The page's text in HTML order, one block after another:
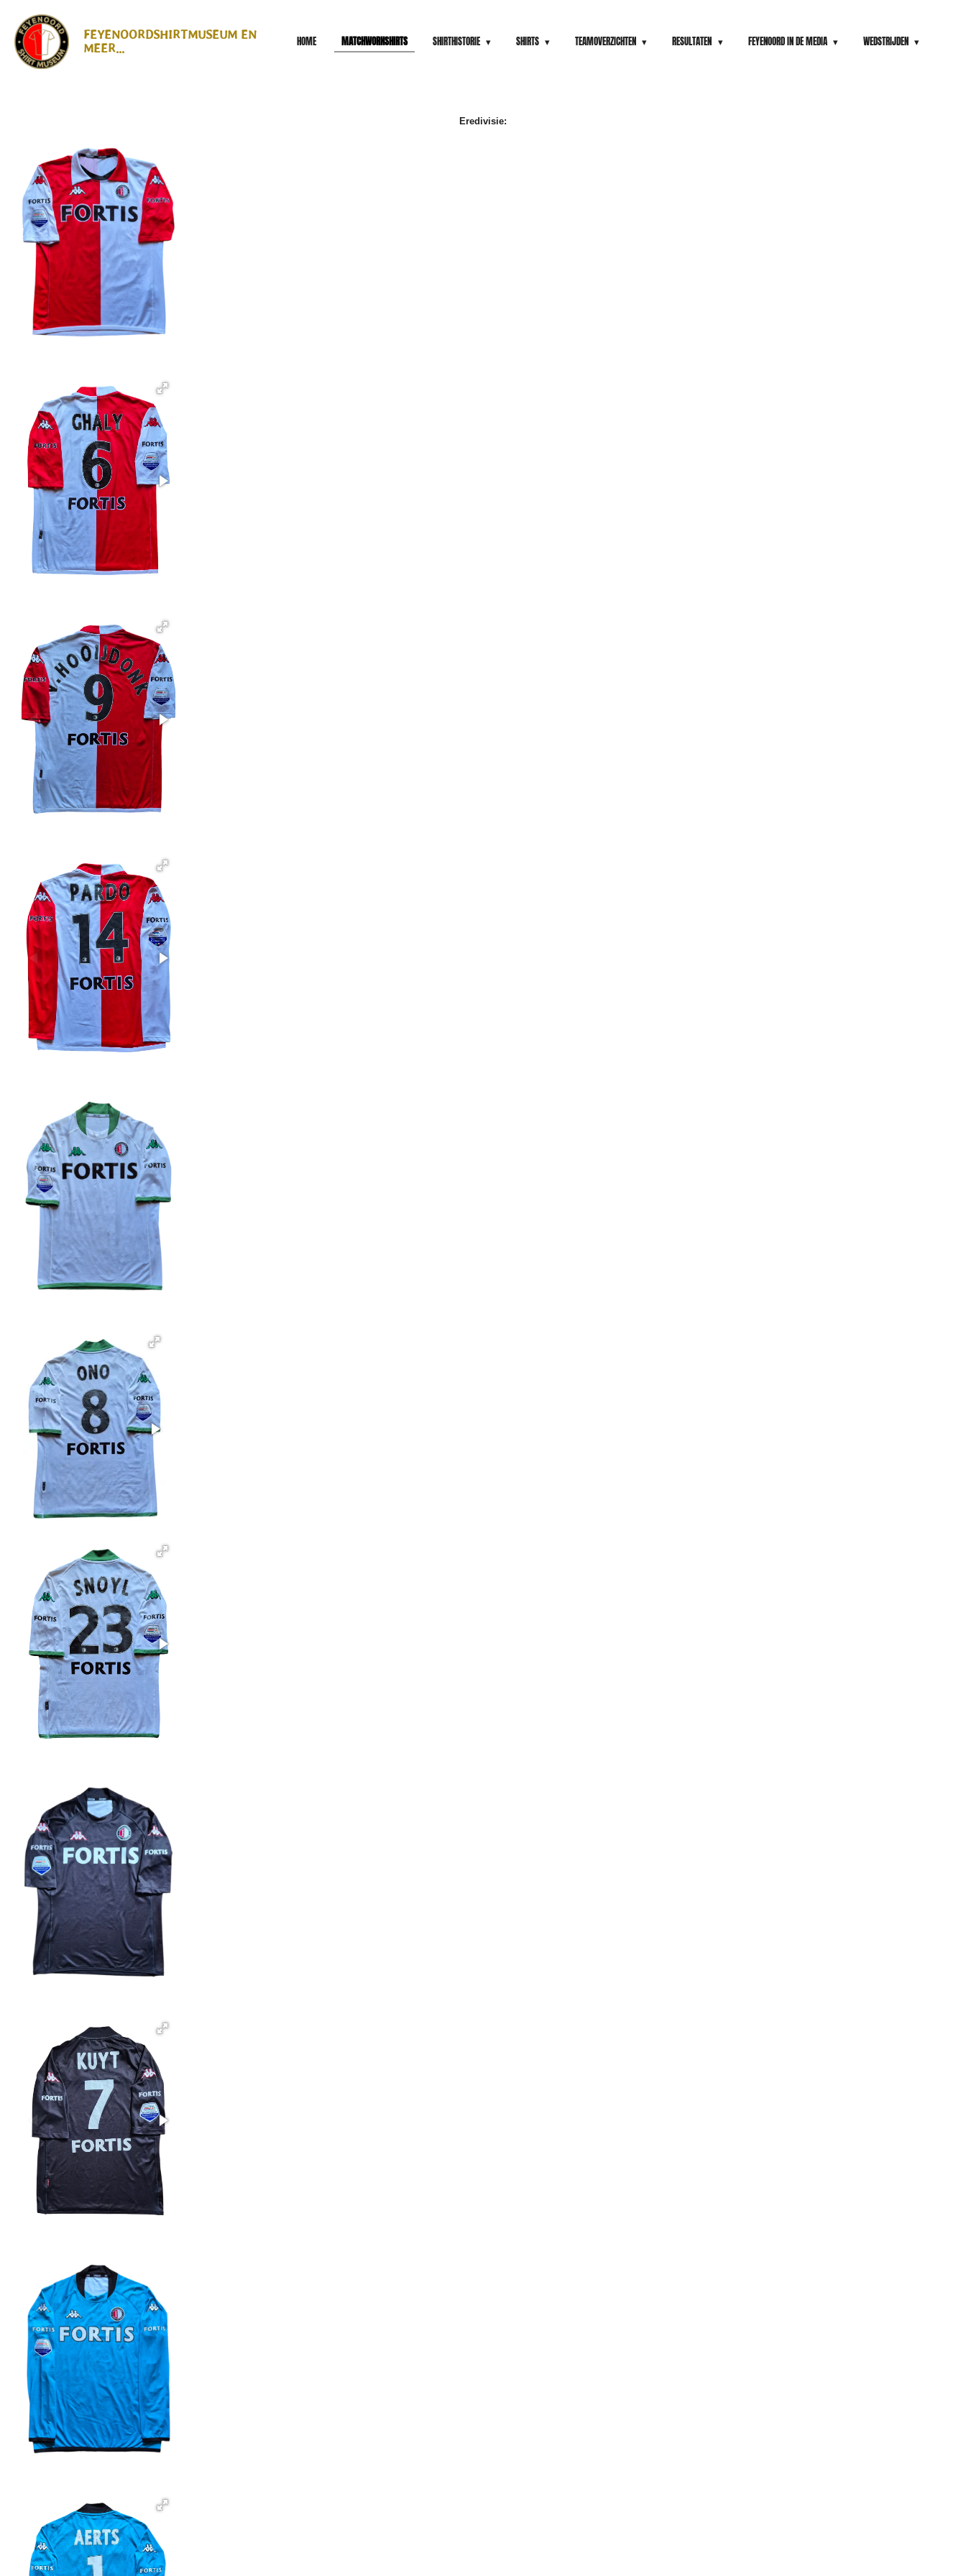
direct
naar
de
hoofdinhoud
FEYENOORDSHIRTMUSEUM EN
MEER...
HOME MATCHWORNSHIRTS SHIRTHISTORIE SHIRTS TEAMOVERZICHTEN RESULTATEN FEYENOORD IN DE MEDIA WEDSTRIJDEN
Eredivisie: